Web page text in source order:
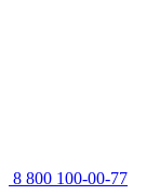
8 800 100-00-77